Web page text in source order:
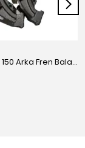
Bajaj Boxer 150 Arka Fren Balatası Orijinal